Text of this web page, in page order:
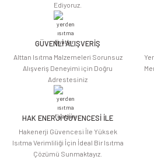
Ürün bilgilerinde hatalar bulunuyor.
Ürün fiyatı diğer sitelerden daha pahalı.
Bu ürüne benzer farklı alternatifler olmalı.
Ediyoruz.
GÜVENLİ ALIŞVERİŞ
Alttan Isıtma Malzemeleri Sorunsuz
Alışveriş Deneyimi için Doğru
Adrestesiniz
HAK ENERJİ GÜVENCESİ İLE
Hakenerji Güvencesi İle Yüksek
Isıtma Verimliliği İçin İdeal Bir Isıtma
Çözümü Sunmaktayız.